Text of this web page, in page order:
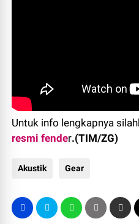
Untuk info lengkapnya
resmi fender.(TIM/ZG)
Akustik Gear